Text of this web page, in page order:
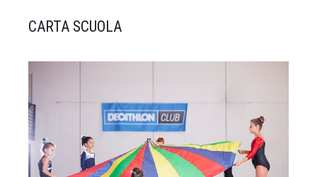
CARTA SCUOLA